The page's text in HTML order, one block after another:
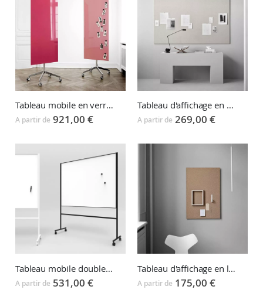
Tableau mobile en verre Mood et Flow whiteboard
A partir de 921,00 €
Tableau d'affichage en tissu TEXTILE
A partir de 269,00 €
Tableau mobile double face ONE whiteboard
A partir de 531,00 €
Tableau d'affichage en liège AIR CORK
A partir de 175,00 €